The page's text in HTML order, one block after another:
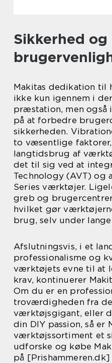
Sikkerhed og
Makitas dedikation til
ikke kun igennem i
præstation, men også
på at forbedre
sikkerheden.
to væsentlige
langtidsbrug af
det til sig ved at
Technology (AVT) og
Series værktøjer.
greb og
hvilket gør
brug, selv under
Afslutningsvis, i et
professionalisme og
værktøjets evne til at
krav, kontinuerer
Om du er en
troværdigheden fra
værktøjsgigant, eller
din DIY passion, så er
værktøjssortiment et
udforske og købe
på [Prishammeren.dk]